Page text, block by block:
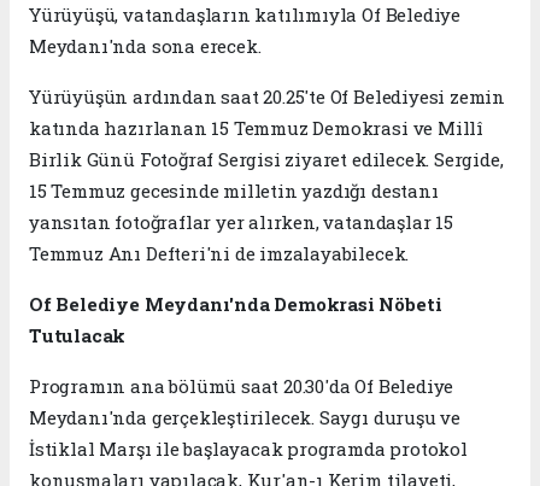
Yürüyüşü, vatandaşların katılımıyla Of Belediye
Meydanı'nda sona erecek.
Yürüyüşün ardından saat 20.25'te Of Belediyesi zemin
katında hazırlanan 15 Temmuz Demokrasi ve Millî
Birlik Günü Fotoğraf Sergisi ziyaret edilecek. Sergide,
15 Temmuz gecesinde milletin yazdığı destanı
yansıtan fotoğraflar yer alırken, vatandaşlar 15
Temmuz Anı Defteri'ni de imzalayabilecek.
Of Belediye Meydanı'nda Demokrasi Nöbeti
Tutulacak
Programın ana bölümü saat 20.30'da Of Belediye
Meydanı'nda gerçekleştirilecek. Saygı duruşu ve
İstiklal Marşı ile başlayacak programda protokol
konuşmaları yapılacak, Kur'an-ı Kerim tilaveti,